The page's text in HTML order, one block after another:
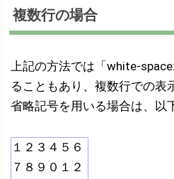
複数行の場合
上記の方法では「white-
ることもあり、複数行での表
省略記号を用いる場合は、以
１２３４５６
７８９０１２